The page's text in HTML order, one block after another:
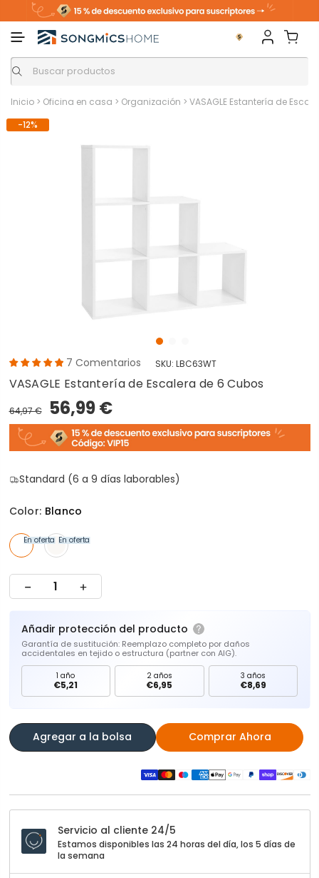
Inicio > Oficina en casa > Organización > VASAGLE Estantería de
-12%
7 Comentarios SKU: LBC63WT
VASAGLE Estantería de Escalera de 6 Cubos
64,97 € 56,99 €
Standard (6 a 9 días laborables)
Color: Blanco
En oferta En oferta
Añadir protección del producto
Garantía de sustitución: Reemplazo completo por daños
accidentales en tejido o estructura (partner con AIG).
1 año
€5,21
2 años
€6,95
3 años
€8,69
Agregar a la bolsa Comprar Ahora
Servicio al cliente 24/5
Estamos disponibles las 24 horas del día, los 5 días de
la semana